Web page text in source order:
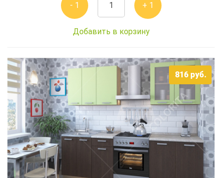
- 1 + 1
Добавить в корзину
816 руб.